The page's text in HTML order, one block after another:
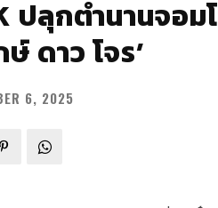
ปลุกตำนานจอม
ดาว โจร’
6, 2025